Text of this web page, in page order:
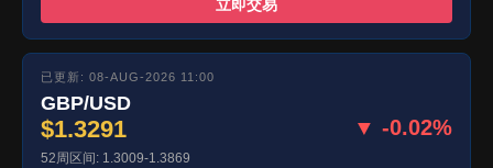
立即交易
已更新: 08-AUG-2026 11:00
GBP/USD
$1.3291 ▼ -0.02%
52周区间: 1.3009-1.3869